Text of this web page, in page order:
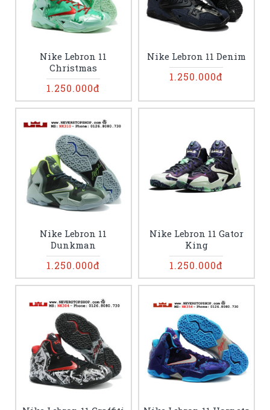
Nike Lebron 11
Christmas
1.250.000đ
Nike Lebron 11 Denim
1.250.000đ
Nike Lebron 11
Dunkman
1.250.000đ
Nike Lebron 11 Gator
King
1.250.000đ